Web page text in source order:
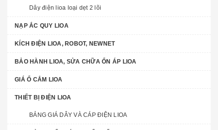
Dây điện lioa loại dẹt 2 lõi
NẠP ẮC QUY LIOA
KÍCH ĐIỆN LIOA, ROBOT, NEWNET
BẢO HÀNH LIOA, SỬA CHỮA ỔN ÁP LIOA
GIÁ Ổ CẮM LIOA
THIẾT BỊ ĐIỆN LIOA
BẢNG GIÁ DÂY VÀ CÁP ĐIỆN LIOA